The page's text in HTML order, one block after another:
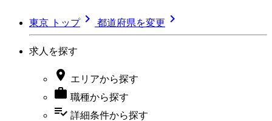
東京 トップ 都道府県を変更 
求人を探す
 エリアから探す
 職種から探す
playlist_add_check 詳細条件から探す